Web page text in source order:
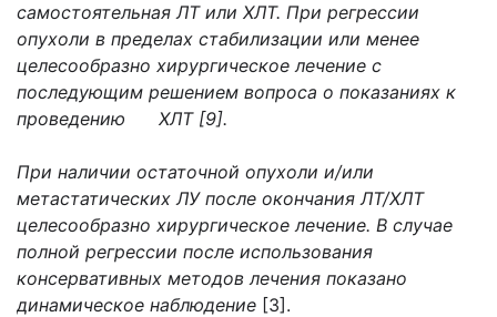
самостоятельная ЛТ или ХЛТ. При регрессии
опухоли в пределах стабилизации или менее
целесообразно хирургическое лечение с
последующим решением вопроса о показаниях к
проведению ХЛТ [9].
При наличии остаточной опухоли и/или
метастатических ЛУ после окончания ЛТ/ХЛТ
целесообразно хирургическое лечение. В случае
полной регрессии после использования
консервативных методов лечения показано
динамическое наблюдение [3].